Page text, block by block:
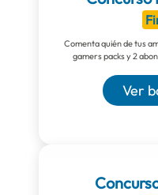
Comenta quién de tus
gamers packs y 2
Ver